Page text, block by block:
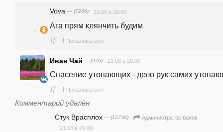
Vova — (7246) 21.08 в 20:00
Ага прям клянчить будим
# ! Пожаловаться
Иван Чай — (976) 21.08 в 20:00
Спасение утопающих - дело рук самих
# ! Пожаловаться
Комментарий удалён
Стук Врасплох — (12736)
Администратор банов
21.08 в 20:00